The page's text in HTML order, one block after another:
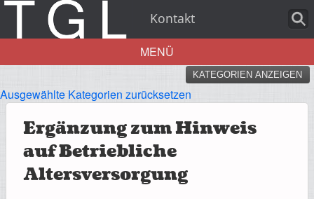
Kontakt
Aktuelles
Über uns
MENÜ
KATEGORIEN ANZEIGEN
Ausgewählte Kategorien zurücksetzen
Ergänzung zum Hinweis
auf Betriebliche
Altersversorgung